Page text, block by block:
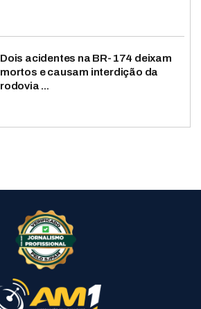
Dois acidentes na BR-174 deixam
mortos e causam interdição da
rodovia ...